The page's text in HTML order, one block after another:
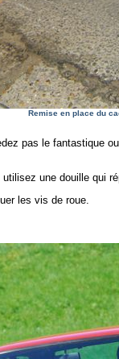
Remise en place du
pas le fantastique
une douille qui
les vis de roue.